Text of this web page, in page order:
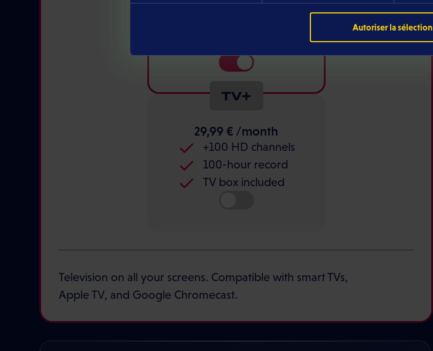
Autoriser la sélection
TV+
+100 HD channels
100-hour record
TV box included
29,99 € /month
Television on all your screens. Compatible with smart TVs,
Apple TV, and Google Chromecast.